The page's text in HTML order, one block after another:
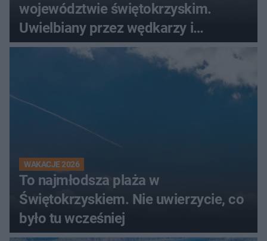
województwie świętokrzyskim.
Uwielbiany przez wędkarzy i
turystów
WAKACJE 2026
To najmłodsza plaża w
Świętokrzyskiem. Nie uwierzycie, co
było tu wcześniej